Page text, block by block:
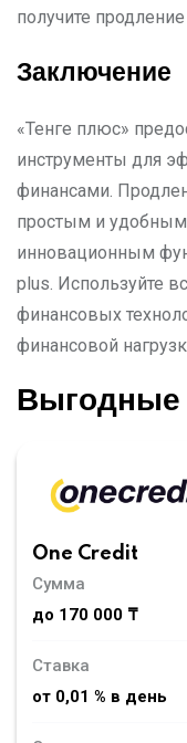
получите
Заключение
«Тенге плюс»
инструменты для
финансами.
простым и удобным
инновационным
plus. Используйте
финансовых
финансовой
Выгодные
One Credit
Сумма
до 170 000 ₸
Ставка
от 0,01 % в день